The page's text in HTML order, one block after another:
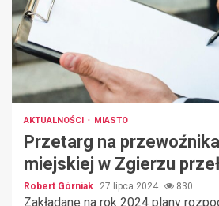
AKTUALNOŚCI MIASTO
Przetarg na
miejskiej w Zgierzu
Robert Górniak 27 lipca 2024 830
Zakładane na rok 2024 plany